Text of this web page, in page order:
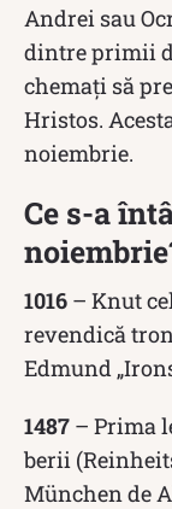
Andrei sau
dintre primii
chemați să
Hristos.
noiembrie.
Ce s-a
1016 – Knut
revendică
Edmund
1487 – Prima
berii
München de